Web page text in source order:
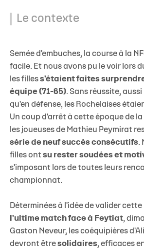
Le contexte
Semée d'embuches, la course à la
facile. Et nous avons pu le voir lors
les filles s'étaient faites
équipe (71-65). Sans réussite,
qu'en défense, les Rochelaises
Un coup d'arrêt à cette époque de
les joueuses de Mathieu Peymirat
série de neuf succès consécutifs.
filles ont su rester soudées et
s'imposant lors de toutes leurs
championnat.
Déterminées à l'idée de valider
l'ultime match face à Feytiat,
Gaston Neveur, les coéquipières
devront être solidaires, efficaces